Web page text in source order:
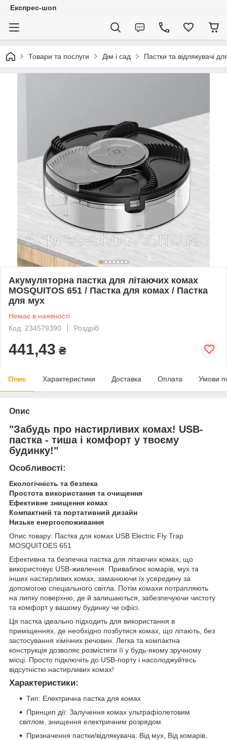
Експрес-шоп
Товари та послуги Дім і сад Пастки та відлякувачі
Акумуляторна пастка для літаючих комах
MOSQUITOS 651 / Пастка для комах / Пастка
для мух
Немає в наявності
Код: 234579390
Роздріб
441,43 ₴
Опис Характеристики Доставка Оплата Умови
Опис
"Забудь про настирливих комах! USB-
пастка - тиша і комфорт у твоєму
будинку!"
Особливості:
Екологічність та безпека
Простота використання та очищення
Ефективне знищення комах
Компактний та портативний дизайн
Низьке енергоспоживання
Опис товару: Пастка для комах USB Electric Fly Trap
MOSQUITOES 651
Ефективна та безпечна пастка для літаючих комах, що
використовує USB-живлення. Приваблює комарів, мух та
інших настирливих комах, заманюючи їх усередину за
допомогою спеціального світла. Потім комахи потрапляють
на липку поверхню, де й залишаються, забезпечуючи чистоту
та комфорт у вашому будинку чи офісі.
Ця пастка ідеально підходить для використання в
приміщеннях, де необхідно позбутися комах, що літають, без
застосування хімічних речовин. Легка та компактна
конструкція дозволяє розмістити її у будь-якому зручному
місці. Просто підключіть до USB-порту і насолоджуйтесь
відсутністю настирливих комах!
Характеристики:
Тип: Електрична пастка для комах
Принцип дії: Залучення комах ультрафіолетовим
світлом, знищення електричним розрядом
Призначення пастки/відлякувача: Від мух, Від комарів,